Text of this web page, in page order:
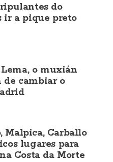
do
ir a pique preto
o muxián
de cambiar o
Malpica, Carballo
lugares para
Costa da Morte